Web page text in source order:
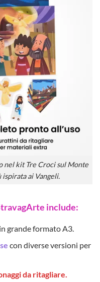
nel kit Tre Croci sul Monte
ispirata ai Vangeli.
include:
grande formato A3.
con diverse versioni per
da ritagliare.